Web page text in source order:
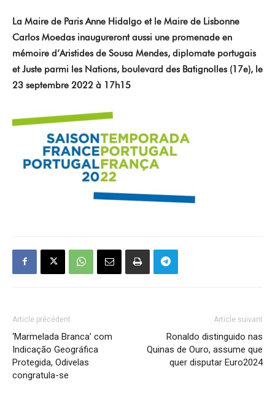
La Maire de Paris Anne Hidalgo et le Maire de Lisbonne
Carlos Moedas inaugureront aussi une promenade en
mémoire d’Aristides de Sousa Mendes, diplomate portugais
et Juste parmi les Nations, boulevard des Batignolles (17e), le
23 septembre 2022 à 17h15
Article précédent
‘Marmelada Branca’ com
Indicação Geográfica
Protegida, Odivelas
congratula-se
Article suivant
Ronaldo distinguido nas
Quinas de Ouro, assume que
quer disputar Euro2024